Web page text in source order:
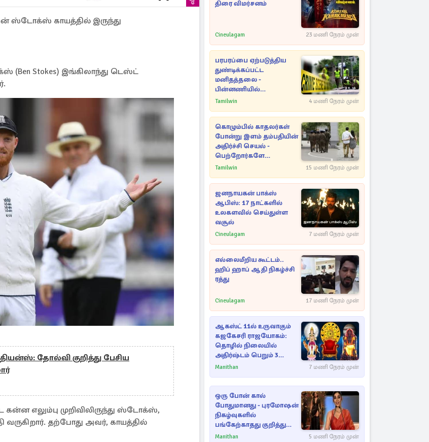
ஸ்டோக்ஸ் காயத்தில் இருந்து
Stokes) இங்கிலாந்து டெஸ்ட்
தோல்வி குறித்து பேசிய
கன்ன எலும்பு முறிவிலிருந்து ஸ்டோக்ஸ்,
வருகிறார். தற்போது அவர், காயத்தில்
திரை விமர்சனம்
Cineulagam 23 மணி நேரம் முன்
பரபரப்பை ஏற்படுத்திய
துண்டிக்கப்பட்ட
மனிதத்தலை -
பின்னணியில்
மறைந்துள்ள மர்மம்
Tamilwin 4 மணி நேரம் முன்
கொழும்பில் காதலர்கள்
போன்று இளம் தம்பதியின்
அதிர்ச்சி செயல் -
பெற்றோர்களே
எச்சரிக்கை
Tamilwin 15 மணி நேரம் முன்
ஜனநாயகன் பாக்ஸ்
ஆபிஸ்: 17 நாட்களில்
உலகளவில் செய்துள்ள
வசூல்
Cineulagam 7 மணி நேரம் முன்
எல்லைமீறிய கூட்டம்..
ஹிப் ஹாப் ஆதி நிகழ்ச்சி
ரத்து
Cineulagam 17 மணி நேரம் முன்
ஆகஸ்ட் 11ல் உருவாகும்
கஜகேசரி ராஜயோகம்:
தொழில் நிலையில்
அதிர்ஷ்டம் பெறும் 3
ராசிகள்!
Manithan 7 மணி நேரம் முன்
ஒரு போன் கால்
போதுமானது - புரமோஷன்
நிகழ்வுகளில்
பங்கேற்காதது குறித்து
நயன்தாரா ஓபன் டாக்!
Manithan 5 மணி நேரம் முன்